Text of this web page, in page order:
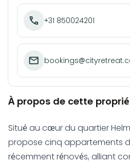
+31 850024201
À propos de cette
Situé au cœur du quartier
propose cinq appartements
récemment rénovés, alliant